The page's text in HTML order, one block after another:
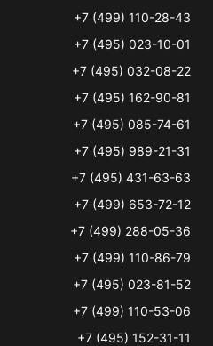
+7 (499) 110-28-43
+7 (495) 023-10-01
+7 (495) 032-08-22
+7 (495) 162-90-81
+7 (495) 085-74-61
+7 (495) 989-21-31
+7 (495) 431-63-63
+7 (499) 653-72-12
+7 (499) 288-05-36
+7 (499) 110-86-79
+7 (495) 023-81-52
+7 (499) 110-53-06
+7 (495) 152-31-11